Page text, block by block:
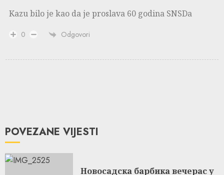
Kazu bilo je kao da je proslava 60 godina SNSDa
0 Odgovori
POVEZANE VIJESTI
Новосадска барбика вечерас у